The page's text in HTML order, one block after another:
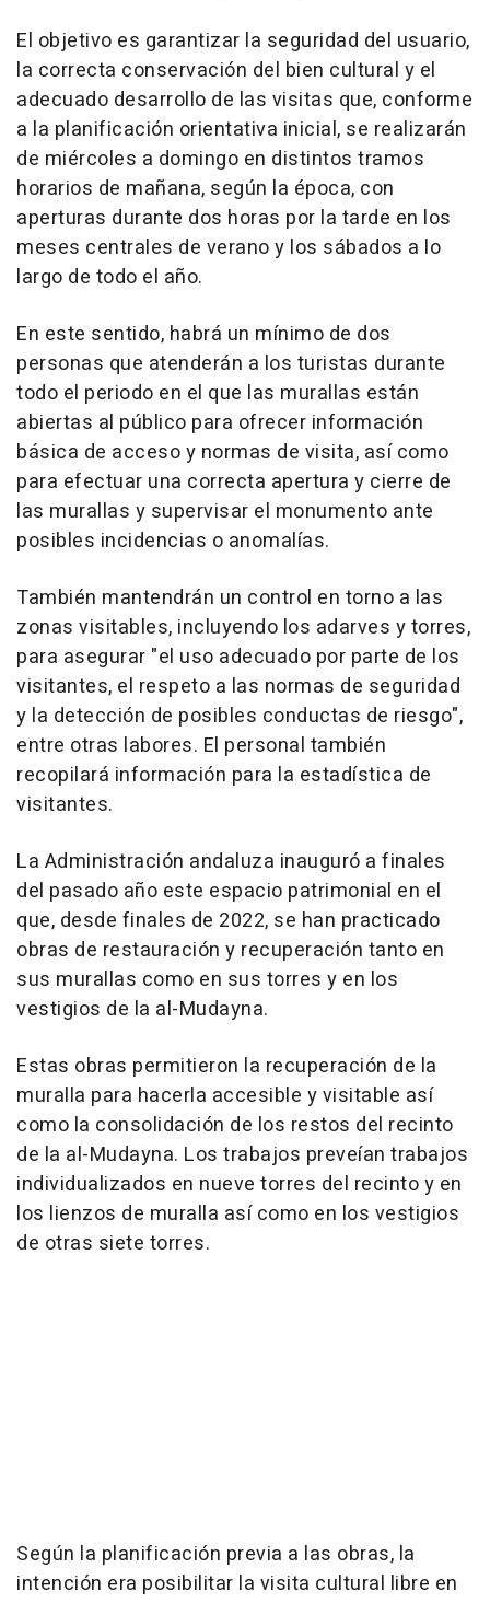
El objetivo es garantizar la seguridad del usuario,
la correcta conservación del bien cultural y el
adecuado desarrollo de las visitas que, conforme
a la planificación orientativa inicial, se realizarán
de miércoles a domingo en distintos tramos
horarios de mañana, según la época, con
aperturas durante dos horas por la tarde en los
meses centrales de verano y los sábados a lo
largo de todo el año.
En este sentido, habrá un mínimo de dos
personas que atenderán a los turistas durante
todo el periodo en el que las murallas están
abiertas al público para ofrecer información
básica de acceso y normas de visita, así como
para efectuar una correcta apertura y cierre de
las murallas y supervisar el monumento ante
posibles incidencias o anomalías.
También mantendrán un control en torno a las
zonas visitables, incluyendo los adarves y torres,
para asegurar "el uso adecuado por parte de los
visitantes, el respeto a las normas de seguridad
y la detección de posibles conductas de riesgo",
entre otras labores. El personal también
recopilará información para la estadística de
visitantes.
La Administración andaluza inauguró a finales
del pasado año este espacio patrimonial en el
que, desde finales de 2022, se han practicado
obras de restauración y recuperación tanto en
sus murallas como en sus torres y en los
vestigios de la al-Mudayna.
Estas obras permitieron la recuperación de la
muralla para hacerla accesible y visitable así
como la consolidación de los restos del recinto
de la al-Mudayna. Los trabajos preveían trabajos
individualizados en nueve torres del recinto y en
los lienzos de muralla así como en los vestigios
de otras siete torres.
Según la planificación previa a las obras, la
intención era posibilitar la visita cultural libre en